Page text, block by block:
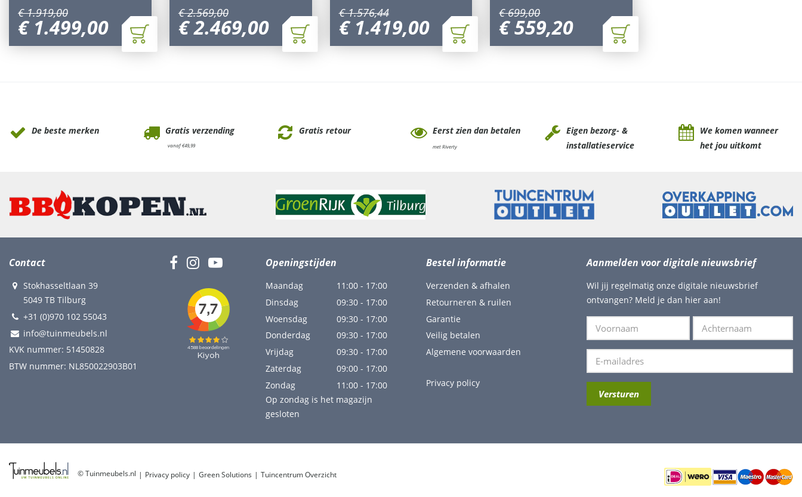
€ 1.919,00
€ 1.499,00
€ 2.569,00
€2.469,00
€ 1.576,44
€ 1.419,00
€ 699,00
€559,20
De beste merken Gratis verzending
vanaf €49,99
Gratis retour Eerst zien dan betalen
met Riverty
Eigen bezorg- &
installatieservice
We komen wanneer
het jou uitkomt
Contact
Stokhasseltlaan 39
5049 TB Tilburg
+31 (0)970 102 55043
info@tuinmeubels.nl
KVK nummer: 51450828
BTW nummer: NL850022903B01
Openingstijden
Maandag
11:00 - 17:00
Dinsdag
09:30 - 17:00
Woensdag
09:30 - 17:00
Donderdag
09:30 - 17:00
Vrijdag
09:30 - 17:00
Zaterdag
09:00 - 17:00
Zondag
11:00 - 17:00
Op zondag is het magazijn
gesloten
Bestel informatie
Verzenden & afhalen
Retourneren & ruilen
Garantie
Veilig betalen
Algemene voorwaarden
Privacy policy
Aanmelden voor digitale nieuwsbrief
Wil jij regelmatig onze digitale nieuwsbrief
ontvangen? Meld je dan hier aan!
© Tuinmeubels.nl Privacy policy Green Solutions Tuincentrum Overzicht